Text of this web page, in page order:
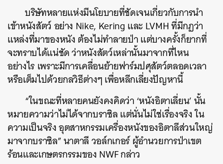
บริษัทหลายแห่งมีนโยบายที่ชัดเจนเกี่ยวกับการนำ
เข้าหนังสัตว์ อย่าง Nike, Kering และ LVMH ที่มีกฏว่า
แหล่งที่มาของหนัง ต้องไม่ทำลายป่า แต่บางครั้งก็ยากที่
จะทราบได้แน่ชัด ว่าหนังสัตว์เหล่านั้นมาจากที่ไหน
อย่างไร เพราะมีการเคลื่อนย้ายฟาร์มปศุสัตว์ตลอดเวลา
หรือเต็มไปด้วยกลวิธีต่างๆ เพื่อหลีกเลี่ยงปัญหานี้
“ในขณะที่หลายคนยังคงคิดว่า ‘หนังอิตาเลี่ยน’ นั้น
หมายความว่าไม่ได้จากบราซิล แต่นั่นไม่ใช่เรื่องจริง ใน
ความเป็นจริง อุตสาหกรรมเครื่องหนังของอิตาลีส่วนใหญ่
มาจากบราซิล” นาตาลี วอล์กเกอร์ ผู้อำนวยการป่าเขต
ร้อนและเกษตรกรรมของ NWF กล่าว